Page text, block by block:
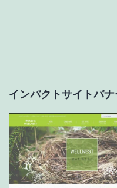
ョ
ン
インパクトサイトバナ